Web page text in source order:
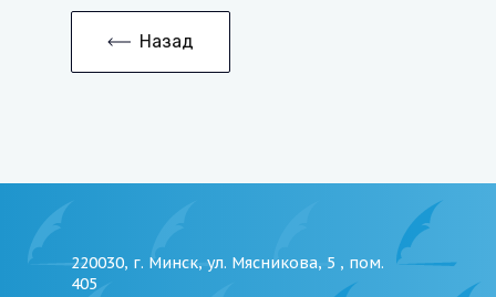
Назад
220030, г. Минск, ул. Мясникова, 5 , пом.
405